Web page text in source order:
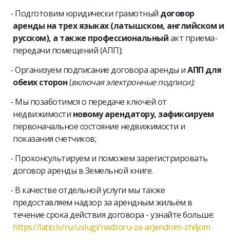
Подготовим юридически грамотный договор
аренды на трех языках (латышском, английском и
русском), а также профессиональныйакт приема-
передачи помещений (АПП);
Организуем подписание договора аренды иАПП для
обеих сторон(включая электронные подписи);
Мы позаботимся о передаче ключей от
недвижимости новому арендатору, зафиксируем
первоначальное состояние недвижимости и
показания счетчиков;
Проконсультируем и поможем зарегистрировать
договор аренды в Земельной книге.
В качестве отдельной услуги мы также
предоставляем надзор за арендным жильём в
течение срока действия договора - узнайте больше:
https://latio.lv/ru/uslugi/nadzoru-za-arjendnim-zhiljom